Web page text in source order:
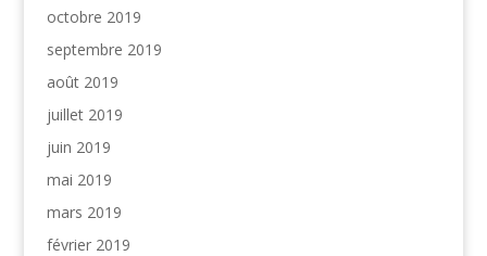
octobre 2019
septembre 2019
août 2019
juillet 2019
juin 2019
mai 2019
mars 2019
février 2019